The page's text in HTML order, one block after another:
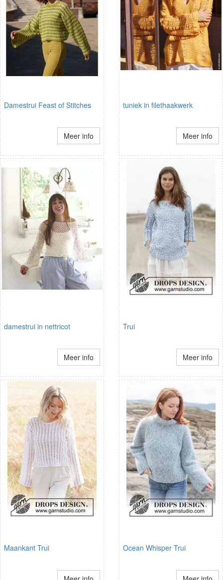
Damestrui Feast of Stitches
Meer info
tuniek in filethaakwerk
Meer info
damestrui in nettricot
Meer info
Trui
Meer info
Maankant Trui Ocean Whisper Trui